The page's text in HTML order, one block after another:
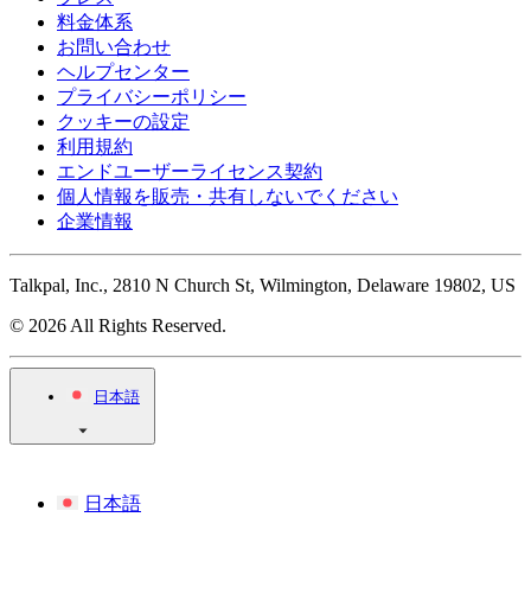
料金体系
お問い合わせ
ヘルプセンター
プライバシーポリシー
クッキーの設定
利用規約
エンドユーザーライセンス契約
個人情報を販売・共有しないでください
企業情報
Talkpal, Inc., 2810 N Church St, Wilmington, Delaware 19802, US
© 2026 All Rights Reserved.
日本語
日本語